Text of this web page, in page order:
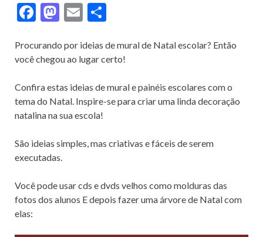
F
e
b
o
o
k
M
to
d
o
n
E
ai
l
ar
e
Procurando por ideias de mural de Natal escolar? Então
você chegou ao lugar certo!
Confira estas ideias de mural e painéis escolares com o
tema do Natal. Inspire-se para criar uma linda decoração
natalina na sua escola!
São ideias simples, mas criativas e fáceis de serem
executadas.
Você pode usar cds e dvds velhos como molduras das
fotos dos alunos E depois fazer uma árvore de Natal com
elas: